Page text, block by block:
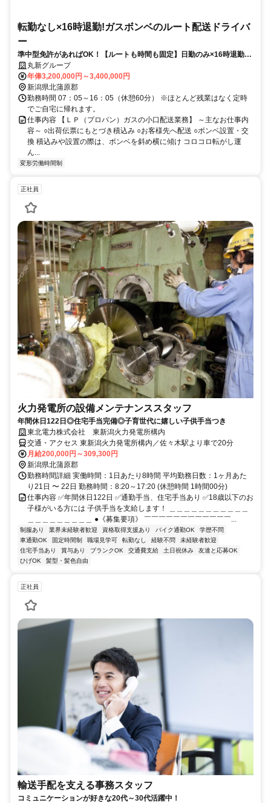
転勤なし×16時退勤!ガスボンベのルート配送ドライバ
ー
準中型免許があればOK！【ルートも時間も固定】日勤のみ×16時退勤だ
から安定した生活リズムで無理なく長く続けられます◎
丸新グループ
年俸3,200,000円～3,400,000円
新潟県北蒲原郡
勤務時間 07：05～16：05（休憩60分） ※ほとんど残業はなく定時
でご自宅に帰れます。
仕事内容 【ＬＰ（プロパン）ガスの小口配送業務】 ～主なお仕事内
容～ ○出荷伝票にもとづき積込み ○お客様先へ配送 ○ボンベ設置・交
換 積込みや設置の際は、ボンベを斜め横に傾け コロコロ転がし運
ん...
変形労働時間制
正社員
火力発電所の設備メンテナンススタッフ
年間休日122日◎住宅手当完備◎子育世代に嬉しい子供手当つき
東北電力株式会社 東新潟火力発電所構内
交通・アクセス 東新潟火力発電所構内／佐々木駅より車で20分
月給200,000円～309,300円
新潟県北蒲原郡
勤務時間詳細 実働時間：1日あたり8時間 平均勤務日数：1ヶ月あた
り21日 〜 22日 勤務時間：8:20～17:20 (休憩時間 1時間00分)
仕事内容 ✅年間休日122日 ✅通勤手当、住宅手当あり ✅18歳以下のお
子様がいる方には 子供手当を支給します！ ＿＿＿＿＿＿＿＿＿＿＿
＿＿＿＿＿＿＿＿＿ ●《募集要項》 ￣￣￣￣￣￣￣￣￣￣￣￣...
制服あり 業界未経験者歓迎 資格取得支援あり バイク通勤OK
学歴不問
車通勤OK
固定時間制 職場見学可 転勤なし 経験不問
未経験者歓迎
住宅手当あり
賞与あり ブランクOK 交通費支給 土日祝休み
友達と応募OK
ひげOK
髪型・髪色自由
正社員
輸送手配を支える事務スタッフ
コミュニケーションが好きな20代～30代活躍中！